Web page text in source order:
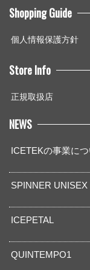
Shopping Guide
個人情報保護方針
Store Info
正規取扱店
NEWS
ICETEKの事業につ
SPINNER UNISEX
ICEPETAL
QUINTEMPO1